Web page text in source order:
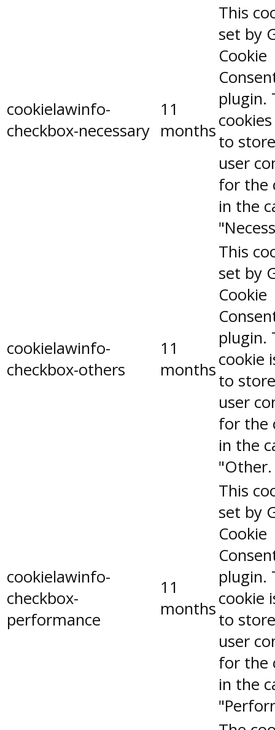
cookielawinfo-
checkbox-necessary
11
months
This
set by
Cookie
plugin.
to
user
for the
in the
cookielawinfo-
checkbox-others
11
months
This
set by
Cookie
plugin.
cookie
to
user
for the
in the
"Other.
cookielawinfo-
checkbox-
performance
11
months
This
set by
Cookie
plugin.
cookie
to
user
for the
in the